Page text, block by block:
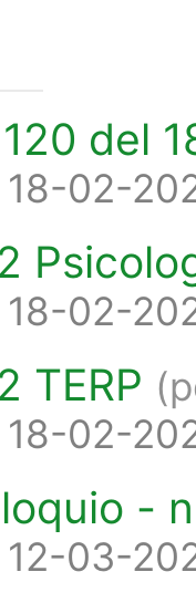
del
02-
02-
TERP
02-
-
03-